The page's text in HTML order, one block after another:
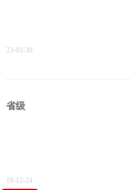
23-03-30
省级
19-12-24